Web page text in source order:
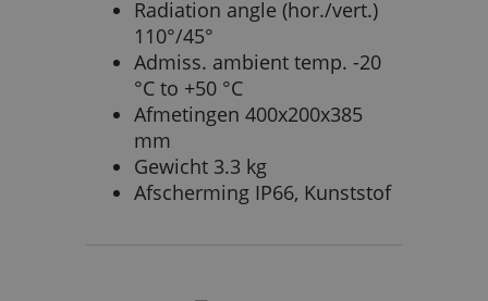
Radiation angle (hor./vert.)
110°/45°
Admiss. ambient temp. -20
°C to +50 °C
Afmetingen 400x200x385
mm
Gewicht 3.3 kg
Afscherming IP66, Kunststof